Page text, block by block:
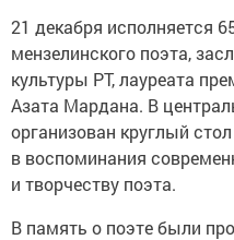
21 декабря исполняется
мензелинского поэта,
культуры РТ, лауреата
Азата Мардана. В
организован круглый
в воспоминания
и творчеству поэта.
В память о поэте были